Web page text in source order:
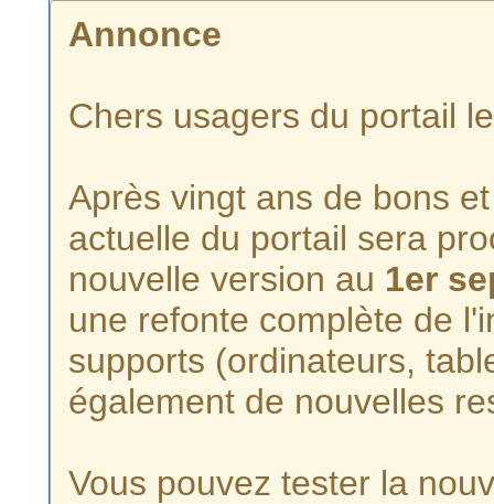
Annonce
Chers usagers du portail
Après vingt ans de bons
actuelle du portail sera
nouvelle version au 1er
une refonte complète de
supports (ordinateurs,
également de nouvelles
Vous pouvez tester la